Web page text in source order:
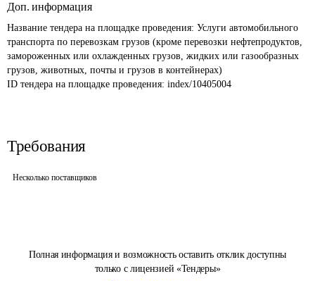
Полная информация и возможность оставить отклик доступны
только с лицензией «Тендеры»
Доп. информация
Название тендера на площадке проведения: Услуги автомобильного
транспорта по перевозкам грузов (кроме перевозки нефтепродуктов,
замороженных или охлажденных грузов, жидких или газообразных
грузов, животных, почты и грузов в контейнерах)
ID тендера на площадке проведения: index/10405004
Требования
Несколько поставщиков